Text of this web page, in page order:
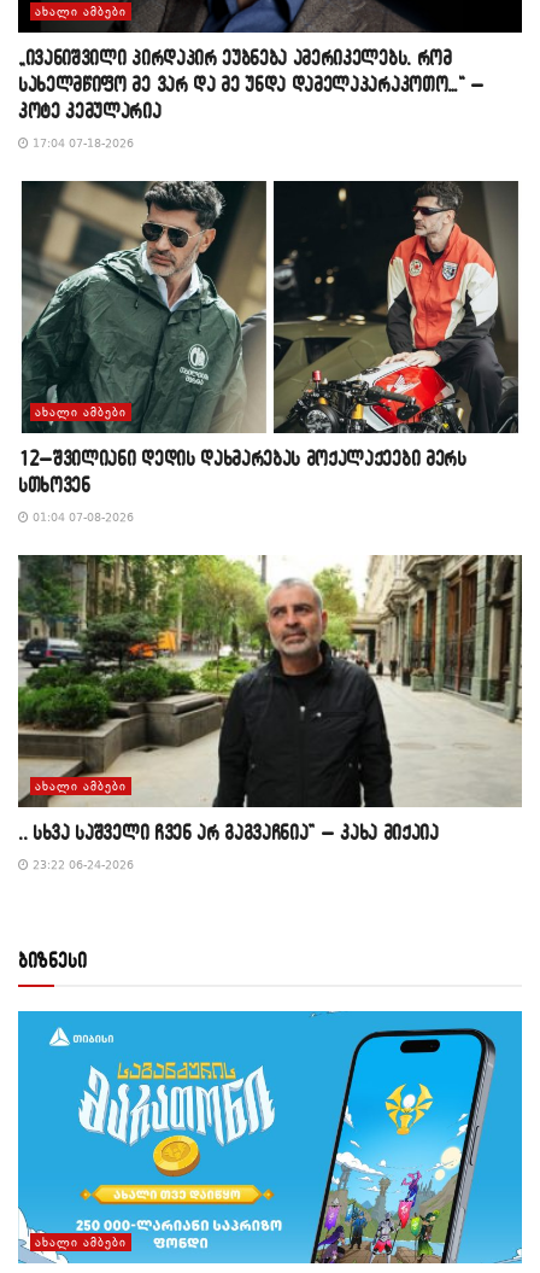
ᲐᲮᲐᲚᲘ ᲐᲛᲑᲔᲑᲘ
„ივანიშვილი პირდაპირ ეუბნება ამერიკელებს, რომ
სახელმწიფო მე ვარ და მე უნდა დამელაპარაკოთო…“ –
კოტე კემულარია
17:04 07-18-2026
ᲐᲮᲐᲚᲘ ᲐᲛᲑᲔᲑᲘ
12–შვილიანი დედის დახმარებას მოქალაქეები მერს
სთხოვენ
01:04 07-08-2026
ᲐᲮᲐᲚᲘ ᲐᲛᲑᲔᲑᲘ
,, სხვა საშველი ჩვენ არ გაგვაჩნია” – კახა მიქაია
23:22 06-24-2026
ბიზნესი
ᲐᲮᲐᲚᲘ ᲐᲛᲑᲔᲑᲘ